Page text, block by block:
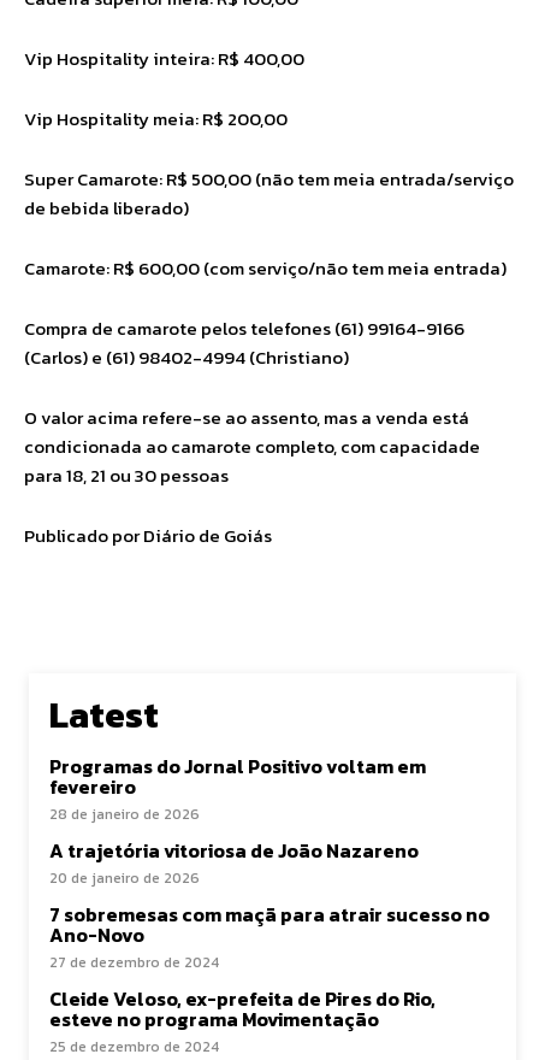
Vip Hospitality inteira: R$ 400,00
Vip Hospitality meia: R$ 200,00
Super Camarote: R$ 500,00 (não tem meia entrada/serviço
de bebida liberado)
Camarote: R$ 600,00 (com serviço/não tem meia entrada)
Compra de camarote pelos telefones (61) 99164-9166
(Carlos) e (61) 98402-4994 (Christiano)
O valor acima refere-se ao assento, mas a venda está
condicionada ao camarote completo, com capacidade
para 18, 21 ou 30 pessoas
Publicado por Diário de Goiás
Latest
Programas do Jornal Positivo voltam em
fevereiro
28 de janeiro de 2026
A trajetória vitoriosa de João Nazareno
20 de janeiro de 2026
7 sobremesas com maçã para atrair sucesso no
Ano-Novo
27 de dezembro de 2024
Cleide Veloso, ex-prefeita de Pires do Rio,
esteve no programa Movimentação
25 de dezembro de 2024